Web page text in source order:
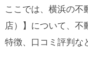
ここでは、横浜の
店）】について、
特徴、口コミ評判な